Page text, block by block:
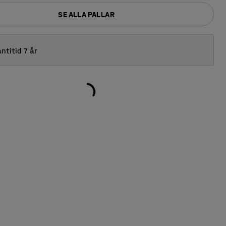
SE ALLA PALLAR
7 år